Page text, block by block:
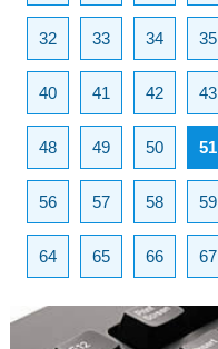
32 33 34 35
40 41 42 43
48 49 50 51
56 57 58 59
64 65 66 67